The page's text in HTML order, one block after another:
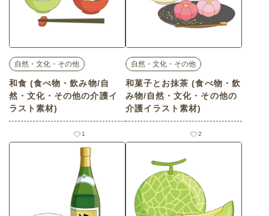
自然・文化・その他
和食 (食べ物・飲み物/自
然・文化・その他の介護イ
ラスト素材)
1
自然・文化・その他
和菓子とお抹茶 (食べ物・飲
み物/自然・文化・その他の
介護イラスト素材)
2